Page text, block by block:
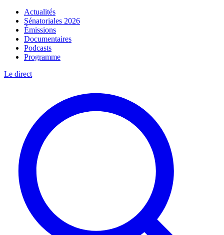
Actualités
Sénatoriales 2026
Émissions
Documentaires
Podcasts
Programme
Le direct